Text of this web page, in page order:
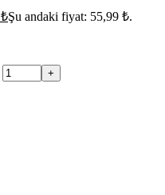
₺Şu andaki fiyat: 55,99 ₺.
+